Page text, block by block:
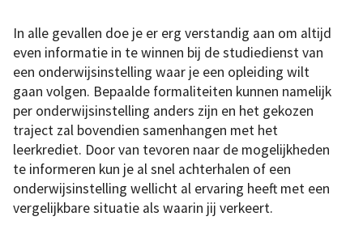
In alle gevallen doe je er erg verstandig aan om altijd
even informatie in te winnen bij de studiedienst van
een onderwijsinstelling waar je een opleiding wilt
gaan volgen. Bepaalde formaliteiten kunnen namelijk
per onderwijsinstelling anders zijn en het gekozen
traject zal bovendien samenhangen met het
leerkrediet. Door van tevoren naar de mogelijkheden
te informeren kun je al snel achterhalen of een
onderwijsinstelling wellicht al ervaring heeft met een
vergelijkbare situatie als waarin jij verkeert.